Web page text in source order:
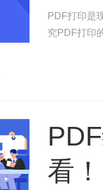
PDF打印是
究PDF打印
看！